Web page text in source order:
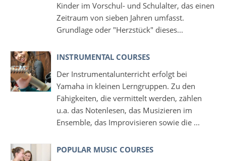
Kinder im Vorschul- und Schulalter, das einen
Zeitraum von sieben Jahren umfasst.
Grundlage oder "Herzstück" dieses...
INSTRUMENTAL COURSES
Der Instrumentalunterricht erfolgt bei
Yamaha in kleinen Lerngruppen. Zu den
Fähigkeiten, die vermittelt werden, zählen
u.a. das Notenlesen, das Musizieren im
Ensemble, das Improvisieren sowie die ...
POPULAR MUSIC COURSES